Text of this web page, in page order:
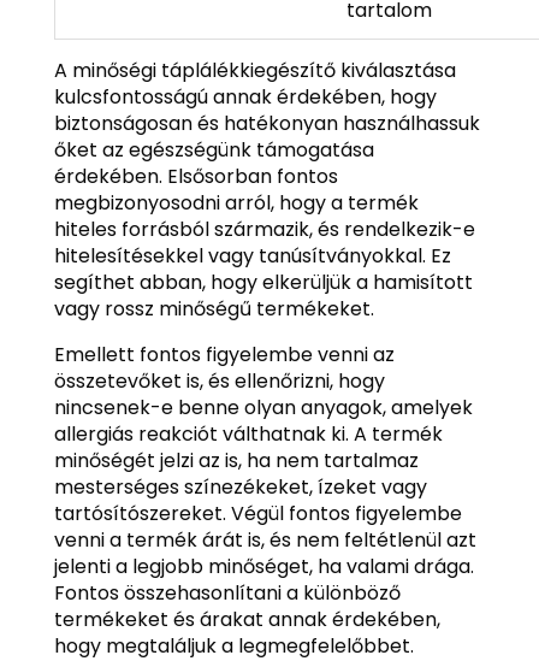
tartalom
A minőségi táplálékkiegészítő kiválasztása
kulcsfontosságú annak érdekében, hogy
biztonságosan és hatékonyan használhassuk
őket az egészségünk támogatása
érdekében. Elsősorban fontos
megbizonyosodni arról, hogy a termék
hiteles forrásból származik, és rendelkezik-e
hitelesítésekkel vagy tanúsítványokkal. Ez
segíthet abban, hogy elkerüljük a hamisított
vagy rossz minőségű termékeket.
Emellett fontos figyelembe venni az
összetevőket is, és ellenőrizni, hogy
nincsenek-e benne olyan anyagok, amelyek
allergiás reakciót válthatnak ki. A termék
minőségét jelzi az is, ha nem tartalmaz
mesterséges színezékeket, ízeket vagy
tartósítószereket. Végül fontos figyelembe
venni a termék árát is, és nem feltétlenül azt
jelenti a legjobb minőséget, ha valami drága.
Fontos összehasonlítani a különböző
termékeket és árakat annak érdekében,
hogy megtaláljuk a legmegfelelőbbet.